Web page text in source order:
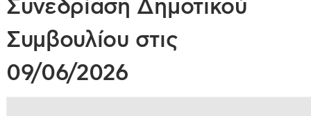
Συνεδρίαση Δημοτικού
Συμβουλίου στις
09/06/2026